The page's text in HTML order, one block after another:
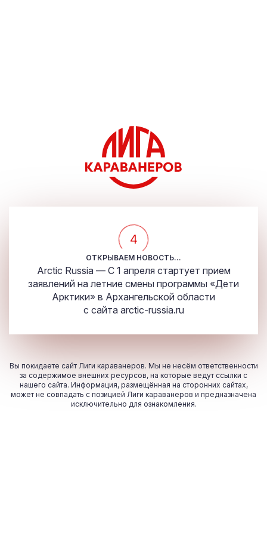
4
ОТКРЫВАЕМ НОВОСТЬ...
Arctic Russia — С 1 апреля стартует прием
заявлений на летние смены программы «Дети
Арктики» в Архангельской области
с сайта arctic-russia.ru
Вы покидаете сайт Лиги караванеров. Мы не несём ответственности
за содержимое внешних ресурсов, на которые ведут ссылки с
нашего сайта. Информация, размещённая на сторонних сайтах,
может не совпадать с позицией Лиги караванеров и предназначена
исключительно для ознакомления.